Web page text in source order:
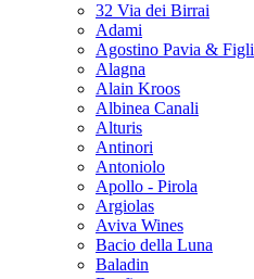
32 Via dei Birrai
Adami
Agostino Pavia & Figli
Alagna
Alain Kroos
Albinea Canali
Alturis
Antinori
Antoniolo
Apollo - Pirola
Argiolas
Aviva Wines
Bacio della Luna
Baladin